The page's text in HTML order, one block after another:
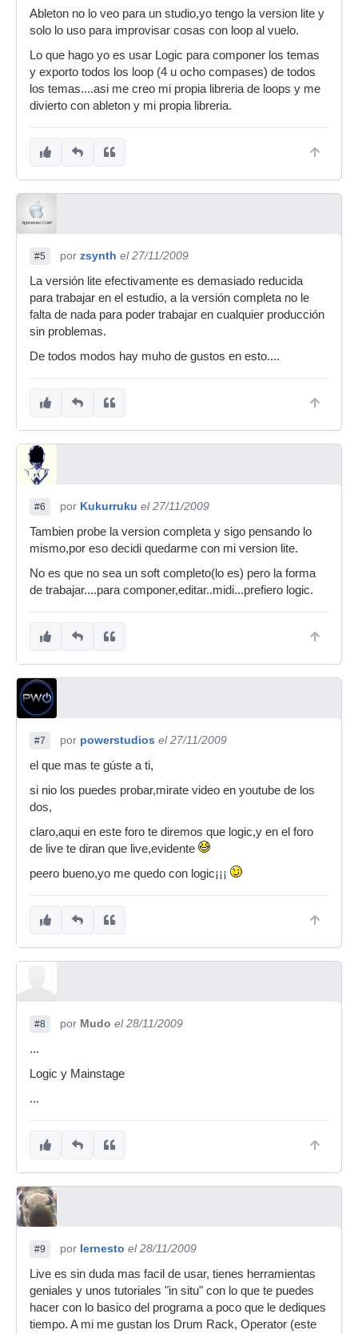
Ableton no lo veo para un studio,yo tengo la version lite y
solo lo uso para improvisar cosas con loop al vuelo.
Lo que hago yo es usar Logic para componer los temas
y exporto todos los loop (4 u ocho compases) de todos
los temas....asi me creo mi propia libreria de loops y me
divierto con ableton y mi propia libreria.
#5 por zsynth el 27/11/2009
La versión lite efectivamente es demasiado reducida
para trabajar en el estudio, a la versión completa no le
falta de nada para poder trabajar en cualquier producción
sin problemas.
De todos modos hay muho de gustos en esto....
#6 por Kukurruku el 27/11/2009
Tambien probe la version completa y sigo pensando lo
mismo,por eso decidi quedarme con mi version lite.
No es que no sea un soft completo(lo es) pero la forma
de trabajar....para componer,editar..midi...prefiero logic.
#7 por powerstudios el 27/11/2009
el que mas te gúste a ti,
si nio los puedes probar,mirate video en youtube de los
dos,
claro,aqui en este foro te diremos que logic,y en el foro
de live te diran que live,evidente
peero bueno,yo me quedo con logic¡¡¡
#8 por Mudo el 28/11/2009
...
Logic y Mainstage
...
#9 por Iernesto el 28/11/2009
Live es sin duda mas facil de usar, tienes herramientas
geniales y unos tutoriales "in situ" con lo que te puedes
hacer con lo basico del programa a poco que le dediques
tiempo. A mi me gustan los Drum Rack, Operator (este